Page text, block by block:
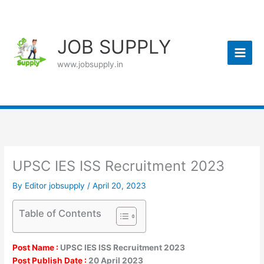
JOB SUPPLY
www.jobsupply.in
UPSC IES ISS Recruitment 2023
By Editor jobsupply/April 20, 2023
Table of Contents
Post Name : UPSC IES ISS Recruitment 2023
Post Publish Date : 20 April 2023